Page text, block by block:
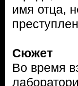
имя отца,
Сюжет
Во время